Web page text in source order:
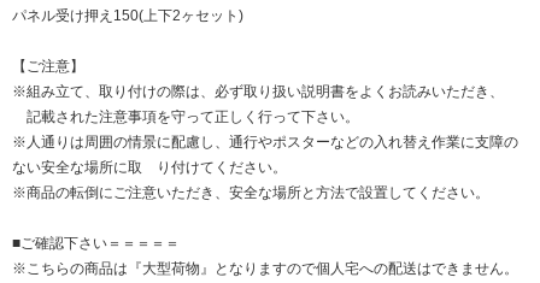
パネル受け押え150(上下2ヶセット)
【ご注意】
※組み立て、取り付けの際は、必ず取り扱い説明書をよくお読みいただき、
記載された注意事項を守って正しく行って下さい。
※人通りは周囲の情景に配慮し、通行やポスターなどの入れ替え作業に支障の
ない安全な場所に取 り付けてください。
※商品の転倒にご注意いただき、安全な場所と方法で設置してください。
■ご確認下さい＝＝＝＝＝
※こちらの商品は『大型荷物』となりますので個人宅への配送はできません。